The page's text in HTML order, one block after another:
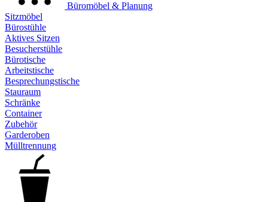
Büromöbel & Planung
Sitzmöbel
Bürostühle
Aktives Sitzen
Besucherstühle
Bürotische
Arbeitstische
Besprechungstische
Stauraum
Schränke
Container
Zubehör
Garderoben
Mülltrennung